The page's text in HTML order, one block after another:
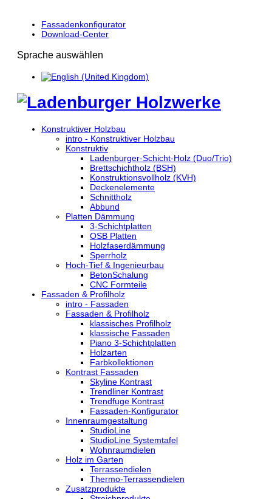
Fassadenkonfigurator
Download-Center
Sprache auswählen
Konstruktiver Holzbau
intro - Konstruktiver Holzbau
Konstruktiv
Ladenburger-Schicht-Holz (Duo/Trio)
Brettschichtholz (BSH)
Konstruktionsvollholz (KVH)
Deckenelemente
Schnittholz
Abbund
Platten Dämmung
3-Schichtplatten
OSB Platten
Holzfaserdämmung
Sperrholz
Hoch-Tief & Ingenieurbau
BetonSchalung
CNC Formteile
Fassaden & Profilholz
intro - Fassaden
Fassaden & Profilholz
klassisches Profilholz
klassische Fassaden
Piano 3-Schichtplatten
Holzarten
Farbkollektionen
Kontrast Fassaden
Skyline Kontrast
Trendliner Kontrast
Trendfuge Kontrast
Fassaden-Konfigurator
Innenraumgestaltung
StudioLine
StudioLine Systemtafel
Wohnraumdielen
Holz im Garten
Terrassendielen
Thermo-Terrassendielen
Zusatzprodukte